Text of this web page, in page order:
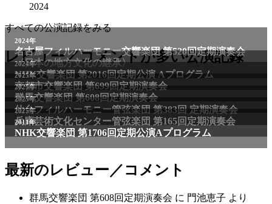
2024
すべての公演記録をみる
レビュー／コメントが多い公演記録
2024年
名古屋フィルハーモニー交響楽団 第520回定期演奏会
〈日本の地方文化の継承〉
2024年
NHK交響楽団 第2016回定期公演 Aプログラム
2025年
京都市交響楽団 第699回定期演奏会
2025年
群馬交響楽団 第608回定期演奏会
2025年
仙台フィルハーモニー管弦楽団 第383回 定期演奏会
2025年
兵庫芸術文化センター管弦楽団 第165回定期演奏会
2011年
NHK交響楽団 第1706回定期公演Aプログラム
最新のレビュー／コメント
群馬交響楽団 第608回定期演奏会 に 門池恵子 より